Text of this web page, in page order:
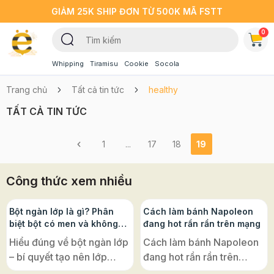
GIẢM 25K SHIP ĐƠN TỪ 500K MÃ FSTT
Whipping Tiramisu Cookie Socola
0
Trang chủ Tất cả tin tức healthy
TẤT CẢ TIN TỨC
1 ... 17 18 19
Công thức xem nhiều
Bột ngàn lớp là gì? Phân
biệt bột có men và không
men, ứng dụng phổ biến
Hiểu đúng về bột ngàn lớp
– bí quyết tạo nên lớp
bánh giòn tan, xốp nhẹ
Cách làm bánh Napoleon
đang hot rần rần trên mạng
Cách làm bánh Napoleon
đang hot rần rần trên
mạng – hoá ra lại cực dễ